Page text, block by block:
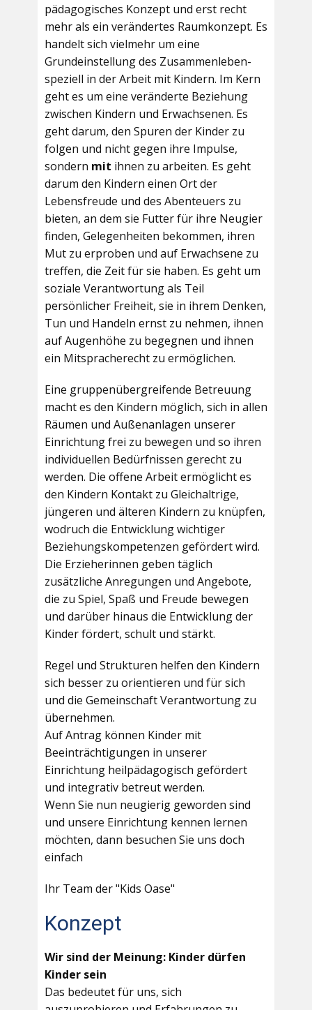
pädagogisches Konzept und erst recht
mehr als ein verändertes Raumkonzept. Es
handelt sich vielmehr um eine
Grundeinstellung des Zusammenleben-
speziell in der Arbeit mit Kindern. Im Kern
geht es um eine veränderte Beziehung
zwischen Kindern und Erwachsenen. Es
geht darum, den Spuren der Kinder zu
folgen und nicht gegen ihre Impulse,
sondern mit ihnen zu arbeiten. Es geht
darum den Kindern einen Ort der
Lebensfreude und des Abenteuers zu
bieten, an dem sie Futter für ihre Neugier
finden, Gelegenheiten bekommen, ihren
Mut zu erproben und auf Erwachsene zu
treffen, die Zeit für sie haben. Es geht um
soziale Verantwortung als Teil
persönlicher Freiheit, sie in ihrem Denken,
Tun und Handeln ernst zu nehmen, ihnen
auf Augenhöhe zu begegnen und ihnen
ein Mitspracherecht zu ermöglichen.
Eine gruppenübergreifende Betreuung
macht es den Kindern möglich, sich in allen
Räumen und Außenanlagen unserer
Einrichtung frei zu bewegen und so ihren
individuellen Bedürfnissen gerecht zu
werden. Die offene Arbeit ermöglicht es
den Kindern Kontakt zu Gleichaltrige,
jüngeren und älteren Kindern zu knüpfen,
wodruch die Entwicklung wichtiger
Beziehungskompetenzen gefördert wird.
Die Erzieherinnen geben täglich
zusätzliche Anregungen und Angebote,
die zu Spiel, Spaß und Freude bewegen
und darüber hinaus die Entwicklung der
Kinder fördert, schult und stärkt.
Regel und Strukturen helfen den Kindern
sich besser zu orientieren und für sich
und die Gemeinschaft Verantwortung zu
übernehmen.
Auf Antrag können Kinder mit
Beeinträchtigungen in unserer
Einrichtung heilpädagogisch gefördert
und integrativ betreut werden.
Wenn Sie nun neugierig geworden sind
und unsere Einrichtung kennen lernen
möchten, dann besuchen Sie uns doch
einfach
Ihr Team der "Kids Oase"
Konzept
Wir sind der Meinung: Kinder dürfen
Kinder sein
Das bedeutet für uns, sich